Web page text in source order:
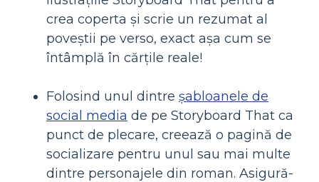
crea coperta și scrie un rezumat al
poveștii pe verso, exact așa cum se
întâmplă în cărțile reale!
Folosind unul dintre șabloanele de
social media de pe Storyboard That ca
punct de plecare, creează o pagină de
socializare pentru unul sau mai multe
dintre personajele din roman. Asigură-